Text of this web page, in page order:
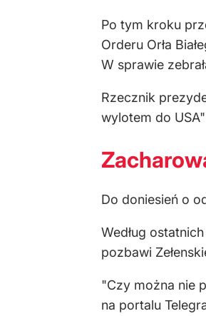
Po tym kroku
Orderu Orła
W sprawie
Rzecznik
wylotem do
Do doniesień o
Według
pozbawi
"Czy można nie
na portalu